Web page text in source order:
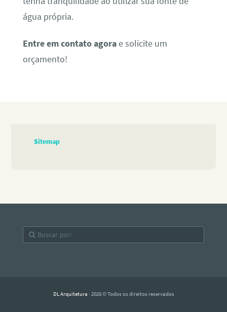
água própria.
Entre em contato agorae solicite um
orçamento!
Sitemap
DL Arquitetura · 2026 © Todos os direitos reservados